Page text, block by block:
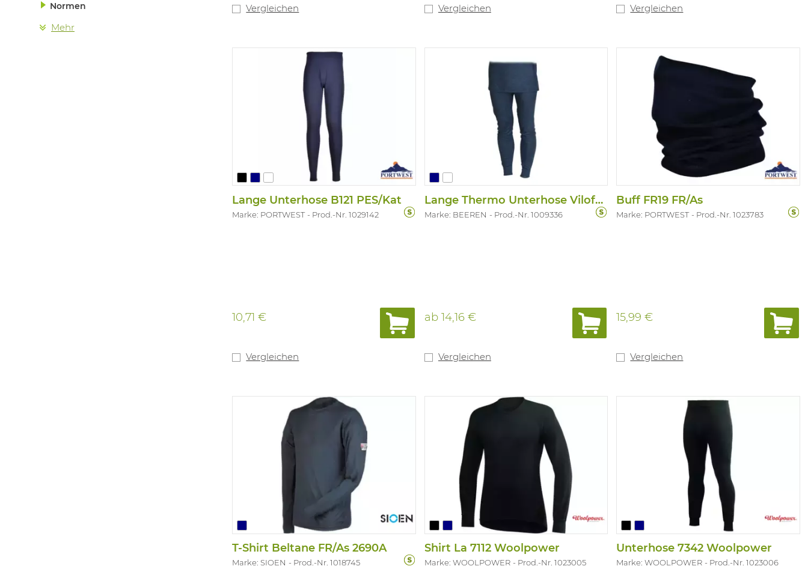
Normen
Mehr
Vergleichen Vergleichen Vergleichen
Lange Unterhose B121 PES/Kat
Marke: PORTWEST Prod.-Nr. 1029142
10,71 €
Vergleichen
Lange Thermo Unterhose Viloft/PES
Marke: BEEREN Prod.-Nr. 1009336
ab14,16 €
Vergleichen
Buff FR19 FR/As
Marke: PORTWEST Prod.-Nr. 1023783
15,99 €
Vergleichen
T-Shirt Beltane FR/As 2690A
Marke: SIOEN Prod.-Nr. 1018745
Shirt La 7112 Woolpower
Marke: WOOLPOWER Prod.-Nr. 1023005
Unterhose 7342 Woolpower
Marke: WOOLPOWER Prod.-Nr. 1023006